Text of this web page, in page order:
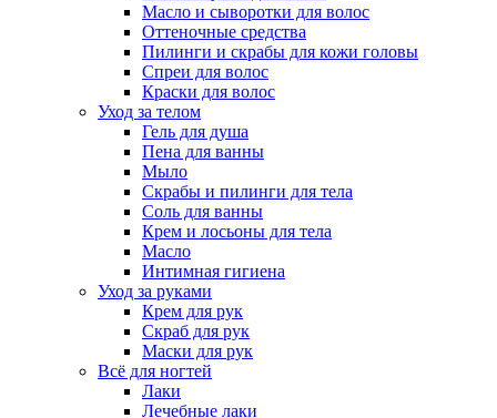
Масло и сыворотки для волос
Оттеночные средства
Пилинги и скрабы для кожи головы
Спреи для волос
Краски для волос
Уход за телом
Гель для душа
Пена для ванны
Мыло
Скрабы и пилинги для тела
Соль для ванны
Крем и лосьоны для тела
Масло
Интимная гигиена
Уход за руками
Крем для рук
Скраб для рук
Маски для рук
Всё для ногтей
Лаки
Лечебные лаки